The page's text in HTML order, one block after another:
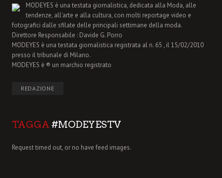
MODEYES è una testata giornalistica, dedicata alla Moda, alle
tendenze, all'arte e alla cultura, con molti reportage video e
fotografici dalle sfilate delle principali settimane della moda.
Direttore Responsabile : Davide G. Porro
MODEYES è una testata giornalistica registrata al n. 65 , il 15/02/2010
presso il tribunale di Milano.
MODEYES è ® un marchio registrato
REDAZIONE
TAGGA #MODEYESTV
Request timed out, or no have feed images.